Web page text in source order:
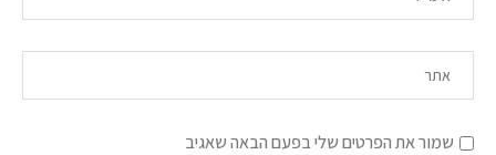
שמור את הפרטים שלי בפעם הבאה שאגיב